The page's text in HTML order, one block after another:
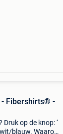
Fibershirts® -
op de knop: ‘
blauw. Waarom